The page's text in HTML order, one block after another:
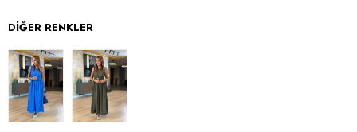
DIĞER RENKLER